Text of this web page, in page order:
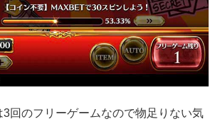
回のフリーゲームなので物足りない気